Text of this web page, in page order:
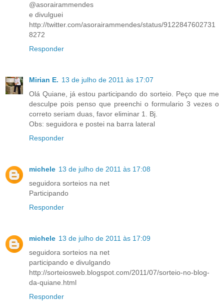
@asorairammendes
e divulguei
http://twitter.com/asorairammendes/status/9122847602731
8272
Responder
Mirian E. 13 de julho de 2011 às 17:07
Olá Quiane, já estou participando do sorteio. Peço que me
desculpe pois penso que preenchi o formulario 3 vezes o
correto seriam duas, favor eliminar 1. Bj.
Obs: seguidora e postei na barra lateral
Responder
michele 13 de julho de 2011 às 17:08
seguidora sorteios na net
Participando
Responder
michele 13 de julho de 2011 às 17:09
seguidora sorteios na net
participando e divulgando
http://sorteiosweb.blogspot.com/2011/07/sorteio-no-blog-
da-quiane.html
Responder